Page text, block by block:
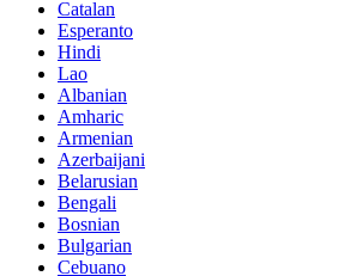
Catalan
Esperanto
Hindi
Lao
Albanian
Amharic
Armenian
Azerbaijani
Belarusian
Bengali
Bosnian
Bulgarian
Cebuano